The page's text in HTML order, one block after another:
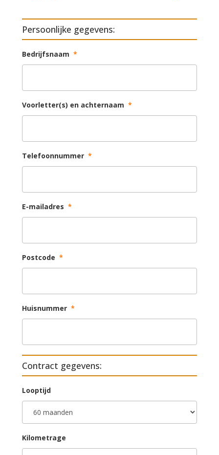
Persoonlijke gegevens:
Bedrijfsnaam *
Voorletter(s) en achternaam *
Telefoonnummer *
E-mailadres *
Postcode *
Huisnummer *
Contract gegevens:
Looptijd
Kilometrage